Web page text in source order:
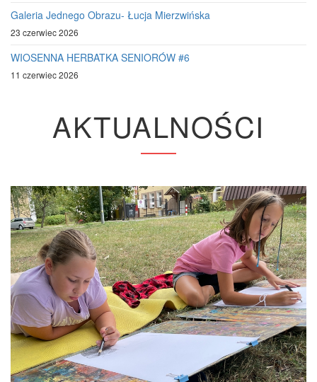
Galeria Jednego Obrazu- Łucja Mierzwińska
23 czerwiec 2026
WIOSENNA HERBATKA SENIORÓW #6
11 czerwiec 2026
AKTUALNOŚCI